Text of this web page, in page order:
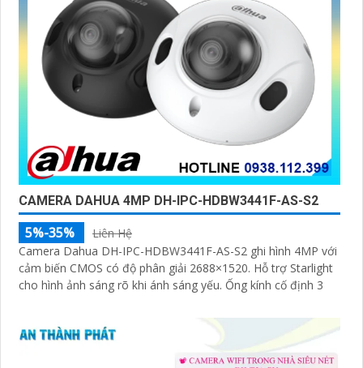
CAMERA DAHUA 4MP DH-IPC-HDBW3441F-AS-S2
5%-35%
Liên Hệ
Camera Dahua DH-IPC-HDBW3441F-AS-S2 ghi hình 4MP với
cảm biến CMOS có độ phân giải 2688×1520. Hỗ trợ Starlight
cho hình ảnh sáng rõ khi ánh sáng yếu. Ống kính cố định 3